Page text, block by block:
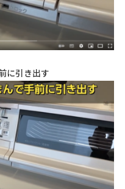
に引き出す